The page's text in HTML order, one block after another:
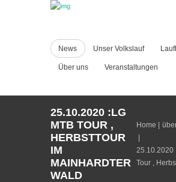
News Unser Volkslauf
Über uns Veranstaltungen
25.10.2020 :LG
MTB TOUR ,
HERBSTTOUR
IM
MAINHARDTER
WALD
Home
25.10.2020
Tour ,